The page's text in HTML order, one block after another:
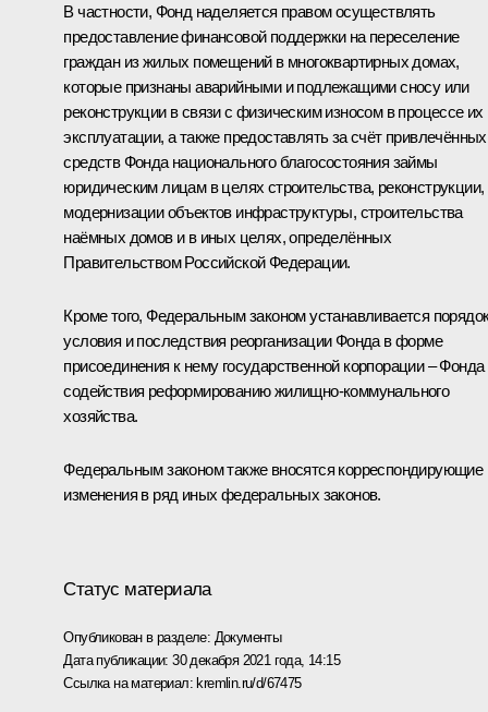
В частности, Фонд наделяется правом осуществлять
предоставление финансовой поддержки на переселение
граждан из жилых помещений в многоквартирных домах,
которые признаны аварийными и подлежащими сносу или
реконструкции в связи с физическим износом в процессе их
эксплуатации, а также предоставлять за счёт привлечённых
средств Фонда национального благосостояния займы
юридическим лицам в целях строительства, реконструкции,
модернизации объектов инфраструктуры, строительства
наёмных домов и в иных целях, определённых
Правительством Российской Федерации.
Кроме того, Федеральным законом устанавливается
условия и последствия реорганизации Фонда в форме
присоединения к нему государственной корпорации – Фонда
содействия реформированию жилищно-коммунального
хозяйства.
Федеральным законом также вносятся корреспондирующие
изменения в ряд иных федеральных законов.
Статус материала
Опубликован в разделе: Документы
Дата публикации:30 декабря 2021 года, 14:15
Ссылка на материал: kremlin.ru/d/67475